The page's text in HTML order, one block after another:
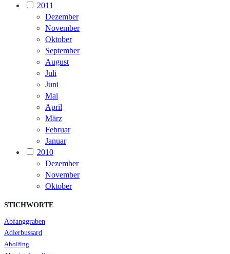
2011
Dezember
November
Oktober
September
August
Juli
Juni
Mai
April
März
Februar
Januar
2010
Dezember
November
Oktober
STICHWORTE
Abfanggraben
Adlerbussard
Aholfing